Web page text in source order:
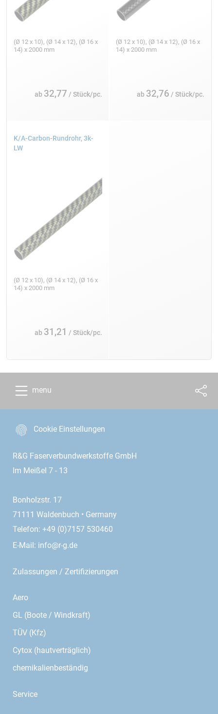
(Ø 12 x 10), (Ø 14 x 12), (Ø 16 x
14) x 2000 mm
ab 32,77 / Stück/pc.
(Ø 12 x 10), (Ø 14 x 12), (Ø 16 x
14) x 2000 mm
ab 32,76 / Stück/pc.
K/A-Carbon-Rundrohr, 3k-
LW
(Ø 12 x 10), (Ø 14 x 12), (Ø 16 x
14) x 2000 mm
ab 31,21 / Stück/pc.
menu
Cookie Einstellungen
R&G Faserverbundwerkstoffe GmbH
Im Meißel 7 - 13
Bonholzstr. 17
71111 Waldenbuch • Germany
Telefon: +49 (0)7157 530460
E-Mail: info@r-g.de
Zulassungen / Zertifizierungen
Aero
GL (Boote / Windkraft)
TÜV (Kfz)
Cytox (hautverträglich)
chemikalienbeständig
Service